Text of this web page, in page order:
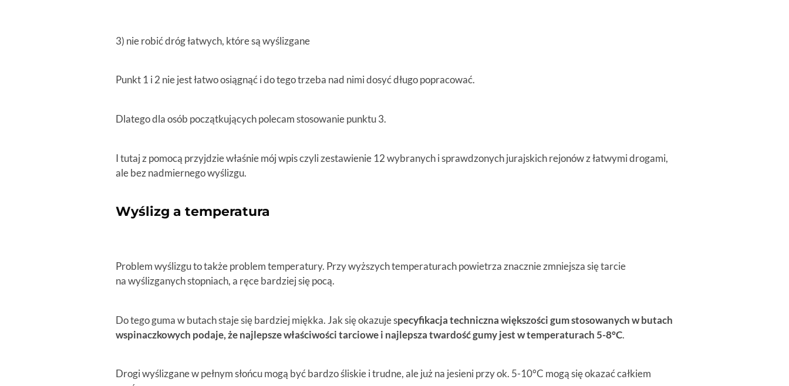
3) nie robić dróg łatwych, które są wyślizgane
Punkt 1 i 2 nie jest łatwo osiągnąć i do tego trzeba nad nimi dosyć długo popracować.
Dlatego dla osób początkujących polecam stosowanie punktu 3.
I tutaj z pomocą przyjdzie właśnie mój wpis czyli zestawienie 12 wybranych i sprawdzonych jurajskich rejonów z łatwymi drogami,
ale bez nadmiernego wyślizgu.
Wyślizg a temperatura
Problem wyślizgu to także problem temperatury. Przy wyższych temperatu­rach powietrza znacznie zmniejsza się tarcie
na wyślizganych stopniach, a ręce bardziej się pocą.
Do tego guma w butach staje się bardziej miękka. Jak się okazuje specyfikacja techniczna większości gum stosowanych w butach
wspinaczkowych podaje, że najlepsze właściwości tarciowe i najlepsza twardość gumy jest w temperaturach 5-8°C.
Drogi wyślizgane w pełnym słońcu mogą być bardzo śliskie i trudne, ale już na jesieni przy ok. 5-10°C mogą się okazać całkiem